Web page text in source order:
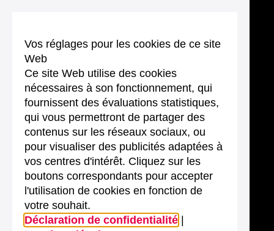
Vos réglages pour les cookies de ce site
Web
Ce site Web utilise des cookies
nécessaires à son fonctionnement, qui
fournissent des évaluations statistiques,
qui vous permettront de partager des
contenus sur les réseaux sociaux, ou
pour visualiser des publicités adaptées à
vos centres d'intérêt. Cliquez sur les
boutons correspondants pour accepter
l'utilisation de cookies en fonction de
votre souhait.
Déclaration de confidentialité